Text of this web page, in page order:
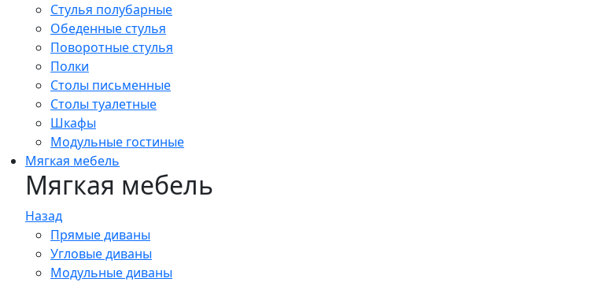
Стулья полубарные
Обеденные стулья
Поворотные стулья
Полки
Столы письменные
Столы туалетные
Шкафы
Модульные гостиные
Мягкая мебель
Мягкая мебель
Назад
Прямые диваны
Угловые диваны
Модульные диваны